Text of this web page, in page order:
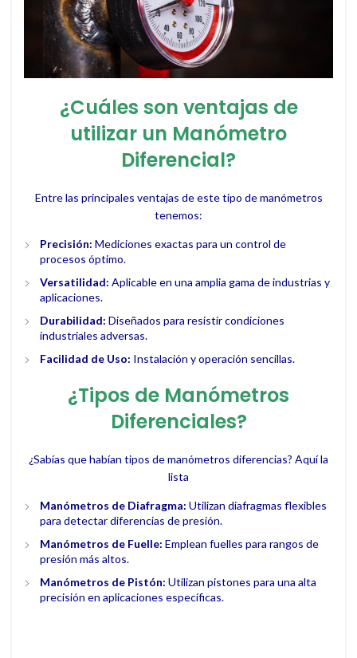
¿Cuáles son ventajas de
utilizar un Manómetro
Diferencial?
Entre las principales ventajas de este tipo de manómetros
tenemos:
Precisión: Mediciones exactas para un control de
procesos óptimo.
Versatilidad: Aplicable en una amplia gama de industrias y
aplicaciones.
Durabilidad: Diseñados para resistir condiciones
industriales adversas.
Facilidad de Uso: Instalación y operación sencillas.
¿Tipos de Manómetros
Diferenciales?
¿Sabías que habían tipos de manómetros diferencias? Aquí la
lista
Manómetros de Diafragma: Utilizan diafragmas flexibles
para detectar diferencias de presión.
Manómetros de Fuelle: Emplean fuelles para rangos de
presión más altos.
Manómetros de Pistón: Utilizan pistones para una alta
precisión en aplicaciones específicas.